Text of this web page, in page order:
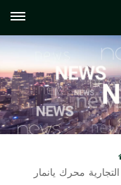
059122071372
محرك يانمار